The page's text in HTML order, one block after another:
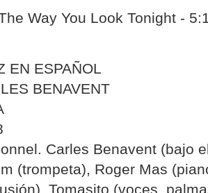
Way You Look Tonight -
EN ESPAÑOL
BENAVENT
Carles Benavent (bajo
(trompeta), Roger Mas
Tomasito (voces,